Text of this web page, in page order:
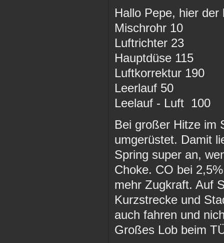
Hallo Pepe, hier der
Mischrohr 10
Luftrichter 23
Hauptdüse 115
Luftkorrektur 190
Leerlauf 50
Leelauf - Luft 100
Bei großer Hitze im
umgerüstet. Damit
Spring super an,
Choke. CO bei
mehr Zugkraft. Auf
Kurzstrecke und
auch fahren und
Großes Lob beim